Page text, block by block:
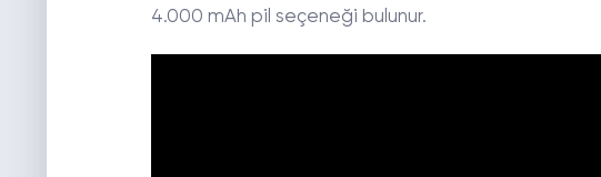
4.000 mAh pil seçeneği bulunur.